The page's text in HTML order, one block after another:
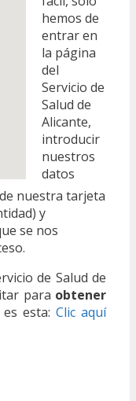
hemos de
entrar en
la página
del
Servicio de
Salud de
Alicante,
introducir
nuestros
datos
nuestra tarjeta
y
se nos
de Salud de
para obtener
es esta: Clic aquí